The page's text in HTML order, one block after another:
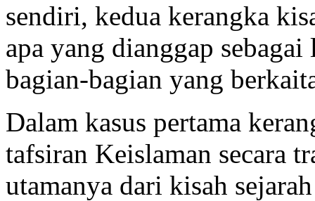
sendiri, kedua kerangka
apa yang dianggap
bagian-bagian yang
Dalam kasus pertama
tafsiran Keislaman secara
utamanya dari kisah